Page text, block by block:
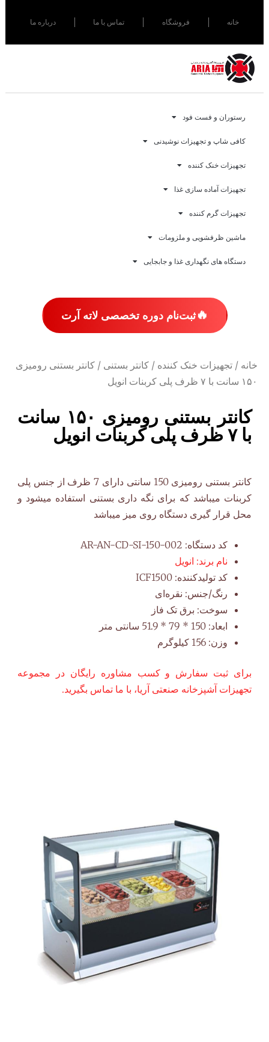
خانه فروشگاه تماس با ما درباره ما
رستوران و فست فود
کافی شاپ و تجهیزات نوشیدنی
تجهیزات خنک کننده
تجهیزات آماده سازی غذا
تجهیزات گرم کننده
ماشین ظرفشویی و ملزومات
دستگاه های نگهداری غذا و جابجایی
🔥ثبت‌نام دوره تخصصی لاته آرت
خانه / تجهیزات خنک کننده / کانتر بستنی / کانتر بستنی رومیزی
۱۵۰ سانت با ۷ ظرف پلی کربنات انویل
کانتر بستنی رومیزی ۱۵۰ سانت
با ۷ ظرف پلی کربنات انویل
کانتر بستنی رومیزی 150 سانتی دارای 7 ظرف از جنس پلی
کربنات میباشد که برای نگه داری بستنی استفاده میشود و
محل قرار گیری دستگاه روی میز میباشد
کد دستگاه: AR-AN-CD-SI-150-002
نام برند: انویل
کد تولیدکننده: ICF1500
رنگ/جنس: نقره‌ای
سوخت: برق تک فاز
ابعاد: 150 * 79 * 51.9 سانتی متر
وزن: 156 کیلوگرم
برای ثبت سفارش و کسب مشاوره رایگان در مجموعه
تجهیزات آشپزخانه صنعتی آریا، با ما تماس بگیرید.